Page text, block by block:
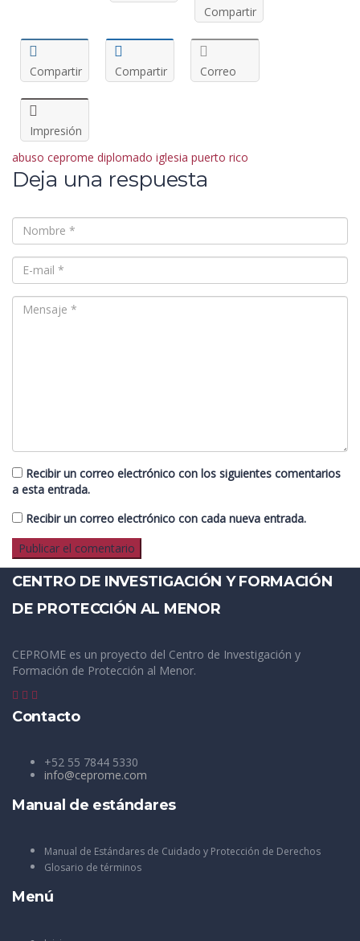
Compartir
Compartir Compartir Correo
Impresión
abuso ceprome diplomado iglesia puerto rico
Deja una respuesta
Recibir un correo electrónico con los siguientes comentarios
a esta entrada.
Recibir un correo electrónico con cada nueva entrada.
CENTRO DE INVESTIGACIÓN Y FORMACIÓN
DE PROTECCIÓN AL MENOR
CEPROME es un proyecto del Centro de Investigación y
Formación de Protección al Menor.
Contacto
+52 55 7844 5330
info@ceprome.com
Manual de estándares
Manual de Estándares de Cuidado y Protección de Derechos
Glosario de términos
Menú